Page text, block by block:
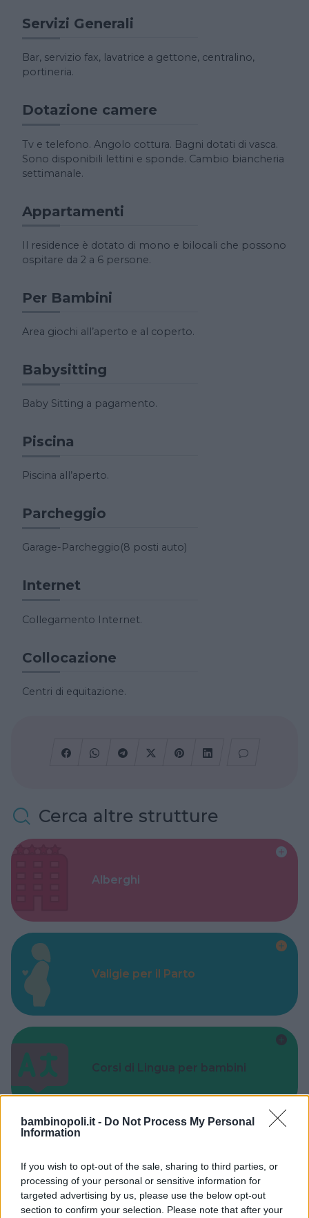
bambinopoli.it - Do Not Process My Personal
Information
If you wish to opt-out of the sale, sharing to third parties, or
processing of your personal or sensitive information for
targeted advertising by us, please use the below opt-out
section to confirm your selection. Please note that after your
Servizi Generali
Bar, servizio fax, lavatrice a gettone, centralino,
portineria.
Dotazione camere
Tv e telefono. Angolo cottura. Bagni dotati di vasca.
Sono disponibili lettini e sponde. Cambio biancheria
settimanale.
Appartamenti
Il residence è dotato di mono e bilocali che possono
ospitare da 2 a 6 persone.
Per Bambini
Area giochi all’aperto e al coperto.
Babysitting
Baby Sitting a pagamento.
Piscina
Piscina all’aperto.
Parcheggio
Garage-Parcheggio(8 posti auto)
Internet
Collegamento Internet.
Collocazione
Centri di equitazione.
Cerca altre strutture
Alberghi
Valigie per il Parto
Corsi di Lingua per bambini
Laboratori creativi per bambini